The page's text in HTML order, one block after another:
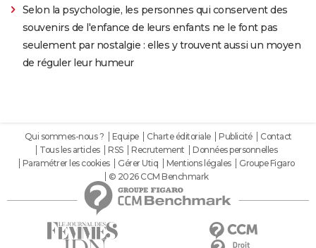
Selon la psychologie, les personnes qui conservent des
souvenirs de l'enfance de leurs enfants ne le font pas
seulement par nostalgie : elles y trouvent aussi un moyen
de réguler leur humeur
Qui sommes-nous ? Equipe Charte éditoriale Publicité
Contact
Tous les articles
RSS Recrutement
Données personnelles
Paramétrer les cookies
Gérer Utiq Mentions légales
Groupe Figaro
© 2026 CCM Benchmark